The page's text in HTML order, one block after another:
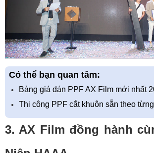
Có thể bạn quan tâm:
Bảng giá dán PPF AX Film mới nhất
Thi công PPF cắt khuôn sẵn theo
3. AX Film đồng hành